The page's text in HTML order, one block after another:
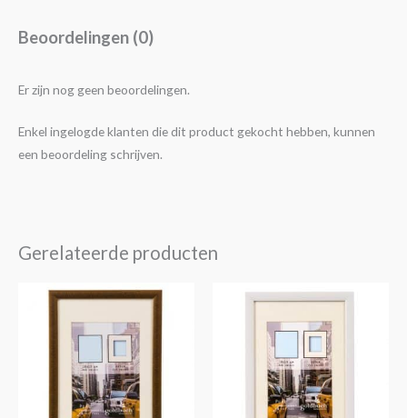
Beoordelingen (0)
Er zijn nog geen beoordelingen.
Enkel ingelogde klanten die dit product gekocht hebben, kunnen
een beoordeling schrijven.
Gerelateerde producten
Prijsklasse:
€4,25
€14,30
Dit
Prijsklasse:
€4,25
tot
€14,30